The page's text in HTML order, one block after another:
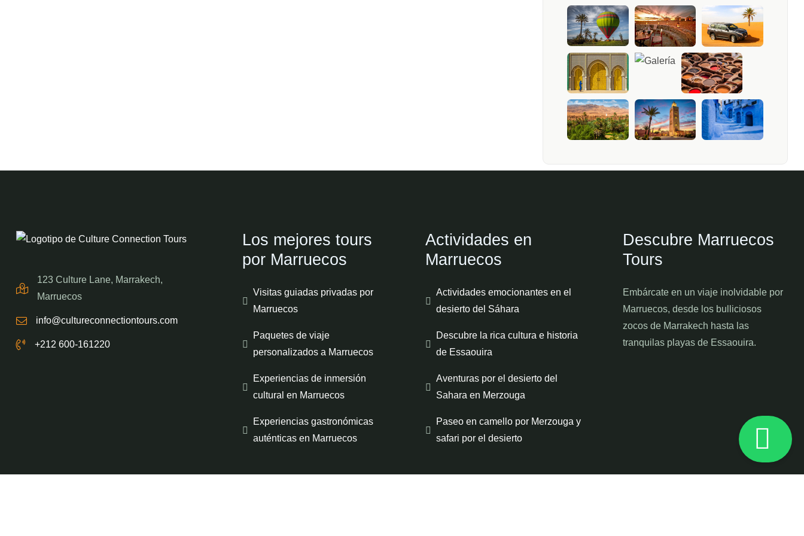
123 Culture Lane, Marrakech,
Marruecos
info@cultureconnectiontours.com
+212 600-161220
Los mejores tours
por Marruecos
Visitas guiadas privadas por
Marruecos
Paquetes de viaje
personalizados a Marruecos
Experiencias de inmersión
cultural en Marruecos
Experiencias gastronómicas
auténticas en Marruecos
Actividades en
Marruecos
Actividades emocionantes en el
desierto del Sáhara
Descubre la rica cultura e historia
de Essaouira
Aventuras por el desierto del
Sahara en Merzouga
Paseo en camello por Merzouga y
safari por el desierto
Descubre Marruecos
Tours
Embárcate en un viaje inolvidable por
Marruecos, desde los bulliciosos
zocos de Marrakech hasta las
tranquilas playas de Essaouira.